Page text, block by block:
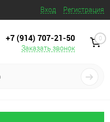
Вход Регистрация
+7 (914) 707‒21‒50
Заказать звонок
0